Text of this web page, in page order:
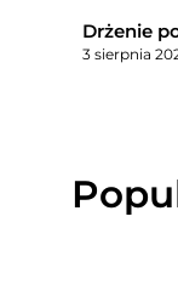
Drżenie
3 sierpnia